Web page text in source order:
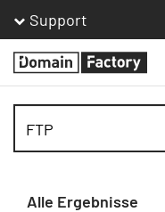
Support
Homepage
Alle Ergebnisse